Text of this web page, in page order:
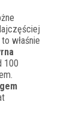
właśnie
100